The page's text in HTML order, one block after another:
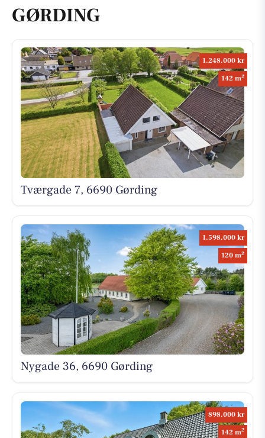
GØRDING
1.248.000 kr
142 m2
Tværgade 7, 6690 Gørding
1.598.000 kr
120 m2
Nygade 36, 6690 Gørding
898.000 kr
142 m2